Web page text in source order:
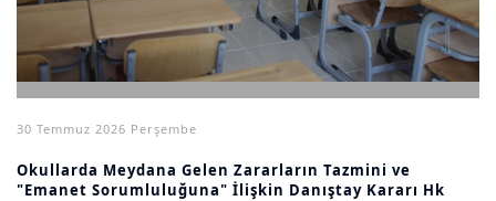
30 Temmuz 2026 Perşembe
Okullarda Meydana Gelen Zararların Tazmini ve
"Emanet Sorumluluğuna" İlişkin Danıştay Kararı Hk